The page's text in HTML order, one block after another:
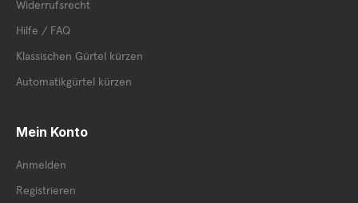
Widerrufsrecht
Hilfe / FAQ
Klassischen Gürtel kürzen
Automatikgürtel kürzen
Mein Konto
Anmelden
Registrieren